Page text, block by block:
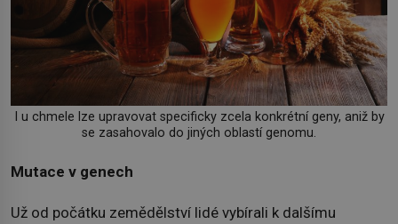
I u chmele lze upravovat specificky zcela konkrétní geny, aniž by
se zasahovalo do jiných oblastí genomu.
Mutace v genech
Už od počátku zemědělství lidé vybírali k dalšímu